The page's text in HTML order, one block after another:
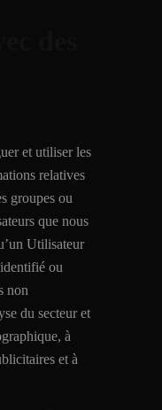
et utiliser les
relatives
groupes ou
que nous
Utilisateur
ou
non
du secteur et
à
et à